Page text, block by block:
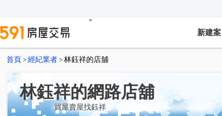
新建案
首頁 > 經紀業者 > 林鈺祥的店舖
林鈺祥的網路店舖
買屋賣屋找鈺祥